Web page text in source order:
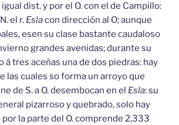
dist. y por el O. con el de Campillo:
el r. Eslacon dirección al O; aunque
esen su clase bastante caudaloso
grandes avenidas; durante su
á tres aceñas una de dos piedras: hay
las cuales so forma un arroyo que
de S. a O. desembocan en el Esla: su
pizarroso y quebrado, solo hay
por la parte del O. comprende 2,333